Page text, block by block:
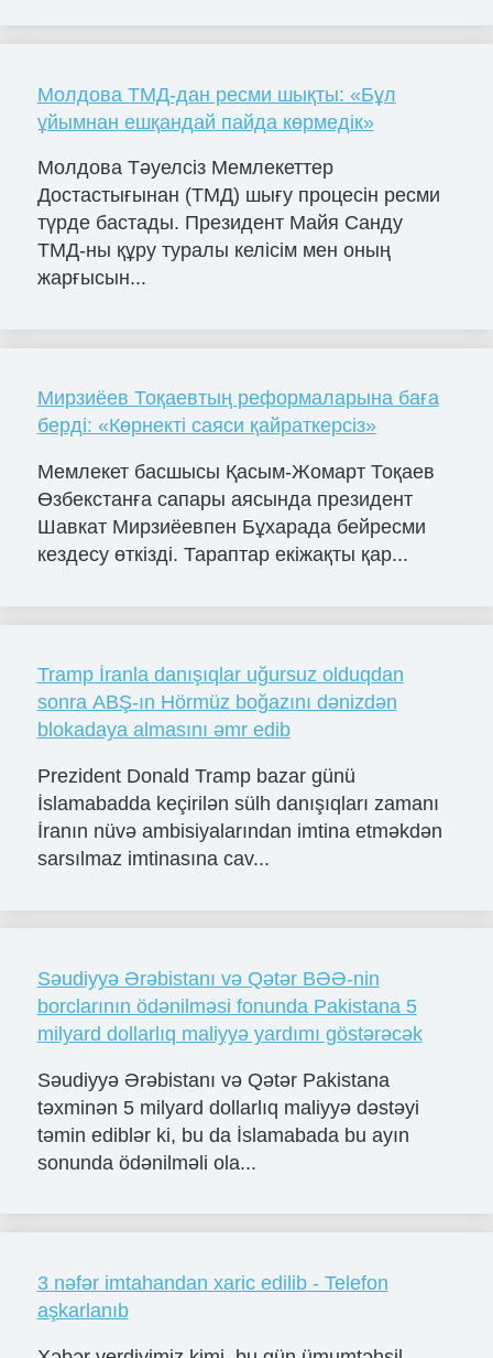
Молдова ТМД-дан ресми шықты: «Бұл
ұйымнан ешқандай пайда көрмедік»
Молдова Тәуелсіз Мемлекеттер
Достастығынан (ТМД) шығу процесін ресми
түрде бастады. Президент Майя Санду
ТМД-ны құру туралы келісім мен оның
жарғысын...
Мирзиёев Тоқаевтың реформаларына баға
берді: «Көрнекті саяси қайраткерсіз»
Мемлекет басшысы Қасым-Жомарт Тоқаев
Өзбекстанға сапары аясында президент
Шавкат Мирзиёевпен Бұхарада бейресми
кездесу өткізді. Тараптар екіжақты қар...
Tramp İranla danışıqlar uğursuz olduqdan
sonra ABŞ-ın Hörmüz boğazını dənizdən
blokadaya almasını əmr edib
Prezident Donald Tramp bazar günü
İslamabadda keçirilən sülh danışıqları zamanı
İranın nüvə ambisiyalarından imtina etməkdən
sarsılmaz imtinasına cav...
Səudiyyə Ərəbistanı və Qətər BƏƏ-nin
borclarının ödənilməsi fonunda Pakistana 5
milyard dollarlıq maliyyə yardımı göstərəcək
Səudiyyə Ərəbistanı və Qətər Pakistana
təxminən 5 milyard dollarlıq maliyyə dəstəyi
təmin ediblər ki, bu da İslamabada bu ayın
sonunda ödənilməli ola...
3 nəfər imtahandan xaric edilib - Telefon
aşkarlanıb